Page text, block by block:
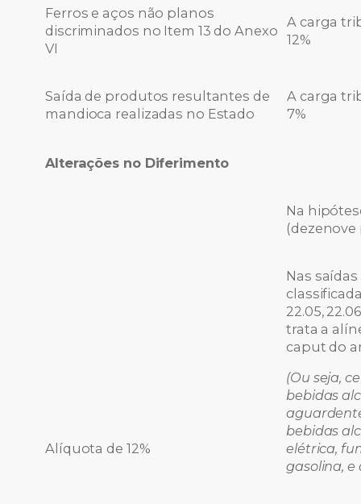
Ferros e aços não planos
discriminados no Item 13 do Anexo
VI
A carga
12%
Saída de produtos resultantes de
mandioca realizadas no Estado
A carga
7%
Alterações no Diferimento
Alíquota de 12%
Na
Nas
22.05,
trata a
caput do
(Ou seja,
bebidas
bebidas
elétrica,
gasolina, e